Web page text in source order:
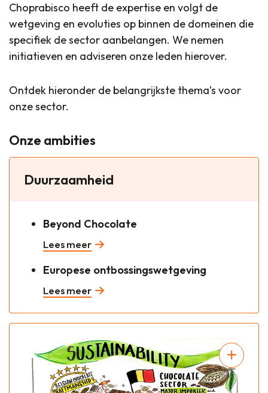
Choprabisco heeft de expertise en volgt de
wetgeving en evoluties op binnen de domeinen die
specifiek de sector aanbelangen. We nemen
initiatieven en adviseren onze leden hierover.
Ontdek hieronder de belangrijkste thema’s voor
onze sector.
Onze ambities
Duurzaamheid
Beyond Chocolate
Lees meer
Europese ontbossingswetgeving
Lees meer